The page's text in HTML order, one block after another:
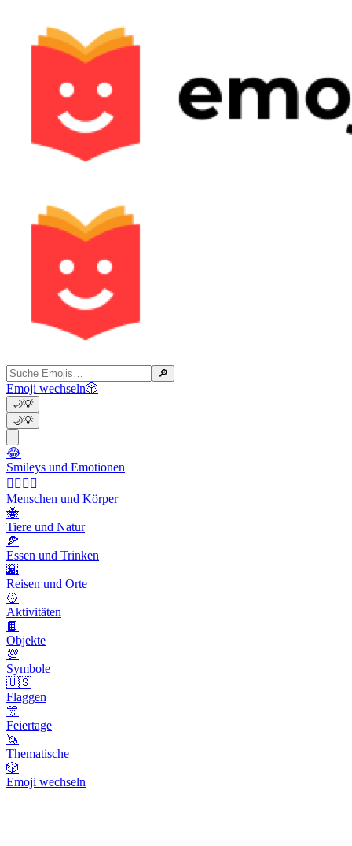
🔎
Emoji wechseln🎲
🌙💡
🌙💡
😂
Smileys und Emotionen
👩‍❤️‍💋‍👨
Menschen und Körper
🐝
Tiere und Natur
🍕
Essen und Trinken
🌇
Reisen und Orte
🥎
Aktivitäten
📙
Objekte
💯
Symbole
🇺🇸
Flaggen
🎊
Feiertage
🦄
Thematische
🎲
Emoji wechseln